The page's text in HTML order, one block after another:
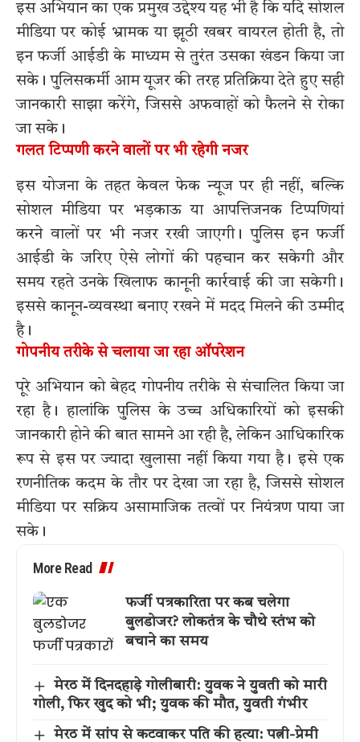
इस अभियान का एक प्रमुख उद्देश्य यह भी है कि यदि सोशल
मीडिया पर कोई भ्रामक या झूठी खबर वायरल होती है, तो
इन फर्जी आईडी के माध्यम से तुरंत उसका खंडन किया जा
सके। पुलिसकर्मी आम यूजर की तरह प्रतिक्रिया देते हुए सही
जानकारी साझा करेंगे, जिससे अफवाहों को फैलने से रोका
जा सके।
गलत टिप्पणी करने वालों पर भी रहेगी नजर
इस योजना के तहत केवल फेक न्यूज पर ही नहीं, बल्कि
सोशल मीडिया पर भड़काऊ या आपत्तिजनक टिप्पणियां
करने वालों पर भी नजर रखी जाएगी। पुलिस इन फर्जी
आईडी के जरिए ऐसे लोगों की पहचान कर सकेगी और
समय रहते उनके खिलाफ कानूनी कार्रवाई की जा सकेगी।
इससे कानून-व्यवस्था बनाए रखने में मदद मिलने की उम्मीद
है।
गोपनीय तरीके से चलाया जा रहा ऑपरेशन
पूरे अभियान को बेहद गोपनीय तरीके से संचालित किया जा
रहा है। हालांकि पुलिस के उच्च अधिकारियों को इसकी
जानकारी होने की बात सामने आ रही है, लेकिन आधिकारिक
रूप से इस पर ज्यादा खुलासा नहीं किया गया है। इसे एक
रणनीतिक कदम के तौर पर देखा जा रहा है, जिससे सोशल
मीडिया पर सक्रिय असामाजिक तत्वों पर नियंत्रण पाया जा
सके।
More Read
फर्जी पत्रकारिता पर कब चलेगा
बुलडोजर? लोकतंत्र के चौथे स्तंभ को
बचाने का समय
मेरठ में दिनदहाड़े गोलीबारी: युवक ने युवती को मारी
गोली, फिर खुद को भी; युवक की मौत, युवती गंभीर
मेरठ में सांप से कटवाकर पति की हत्या: पत्नी-प्रेमी